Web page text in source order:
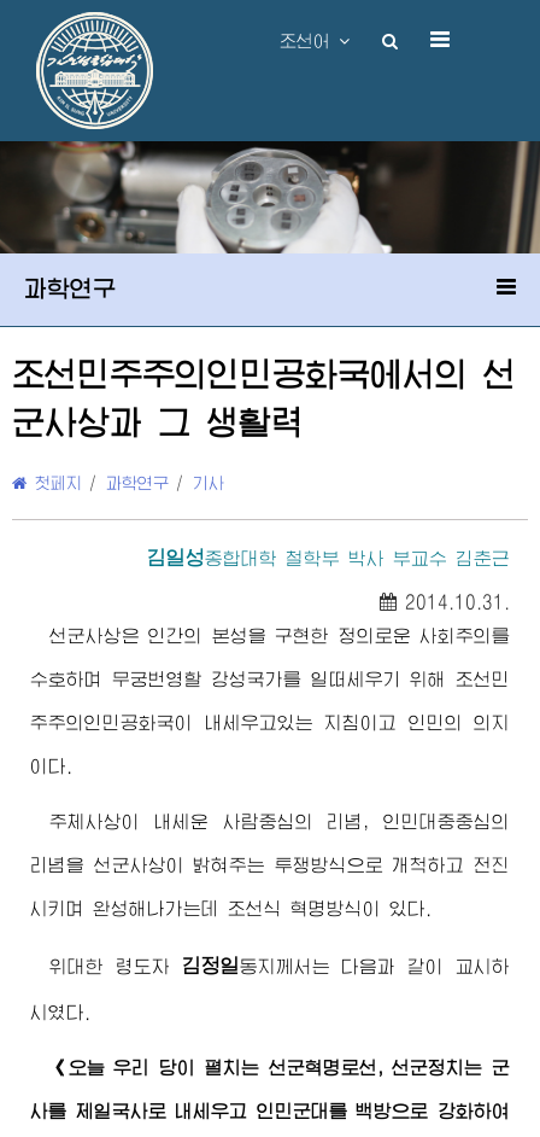
조선어
과학연구
조선민주주의인민공화국에서의 선
군사상과 그 생활력
첫페지 / 과학연구 / 기사
김일성종합대학 철학부 박사 부교수 김춘근
2014.10.31.
선군사상은 인간의 본성을 구현한 정의로운 사회주의를
수호하며 무궁번영할 강성국가를 일떠세우기 위해 조선민
주주의인민공화국이 내세우고있는 지침이고 인민의 의지
이다.
주체사상이 내세운 사람중심의 리념, 인민대중중심의
리념을 선군사상이 밝혀주는 투쟁방식으로 개척하고 전진
시키며 완성해나가는데 조선식 혁명방식이 있다.
위대한 령도자 김정일동지 께서는 다음과 같이 교시하
시였다.
《오늘 우리 당이 펼치는 선군혁명로선, 선군정치는 군
사를 제일국사로 내세우고 인민군대를 백방으로 강화하여